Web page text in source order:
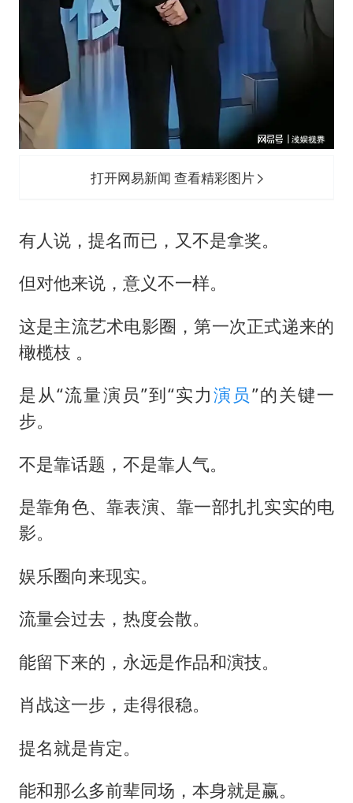
打开网易新闻 查看精彩图片
有人说，提名而已，又不是拿奖。
但对他来说，意义不一样。
这是主流艺术电影圈，第一次正式递来的
橄榄枝 。
是从“流量演员”到“实力演员”的关键一
步。
不是靠话题，不是靠人气。
是靠角色、靠表演、靠一部扎扎实实的电
影。
娱乐圈向来现实。
流量会过去，热度会散。
能留下来的，永远是作品和演技。
肖战这一步，走得很稳。
提名就是肯定。
能和那么多前辈同场，本身就是赢。